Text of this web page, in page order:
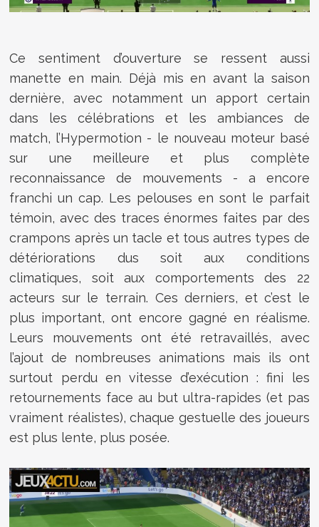
Ce sentiment d’ouverture se ressent aussi
manette en main. Déjà mis en avant la saison
dernière, avec notamment un apport certain
dans les célébrations et les ambiances de
match, l’Hypermotion - le nouveau moteur basé
sur une meilleure et plus complète
reconnaissance de mouvements - a encore
franchi un cap. Les pelouses en sont le parfait
témoin, avec des traces énormes faites par des
crampons après un tacle et tous autres types de
détériorations dus soit aux conditions
climatiques, soit aux comportements des 22
acteurs sur le terrain. Ces derniers, et c’est le
plus important, ont encore gagné en réalisme.
Leurs mouvements ont été retravaillés, avec
l’ajout de nombreuses animations mais ils ont
surtout perdu en vitesse d’exécution : fini les
retournements face au but ultra-rapides (et pas
vraiment réalistes), chaque gestuelle des joueurs
est plus lente, plus posée.